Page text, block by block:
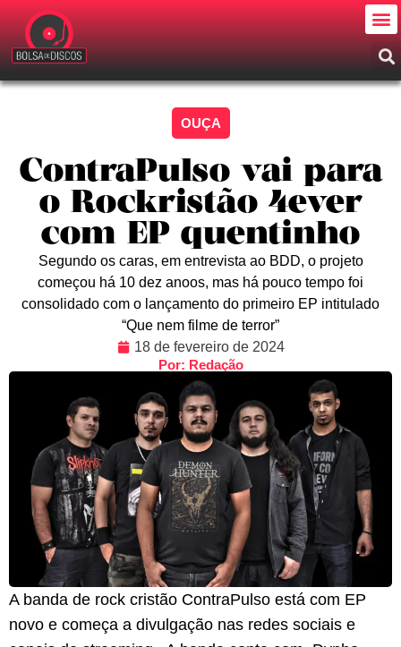
OUÇA
ContraPulso vai para
o Rockristão 4ever
com EP quentinho
Segundo os caras, em entrevista ao BDD, o projeto
começou há 10 dez anoos, mas há pouco tempo foi
consolidado com o lançamento do primeiro EP intitulado
“Que nem filme de terror”
18 de fevereiro de 2024
Por: Redação
A banda de rock cristão ContraPulso está com EP
novo e começa a divulgação nas redes sociais e